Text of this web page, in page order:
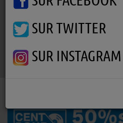
Podcasts Cent Pour Sample
Cent Pour Sample
SUR TWITTER
SUR INSTAGRAM